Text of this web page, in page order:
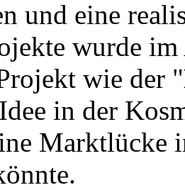
und eine
wurde
wie der "
in der
Marktlücke